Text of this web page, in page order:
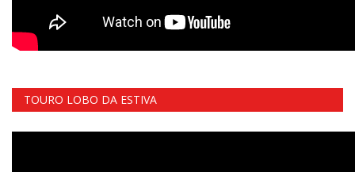
TOURO LOBO DA ESTIVA